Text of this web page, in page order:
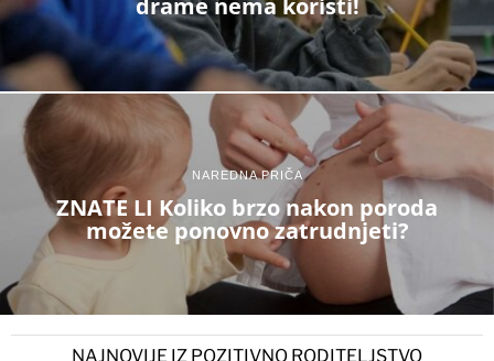
drame nema koristi!
NAREDNA PRIČA
ZNATE LI Koliko brzo nakon poroda
možete ponovno zatrudnjeti?
NAJNOVIJE IZ POZITIVNO RODITELJSTVO